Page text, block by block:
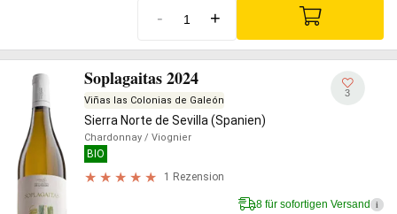
- +
Soplagaitas 2024
Viñas las Colonias de Galeón
Sierra Norte de Sevilla (Spanien)
Chardonnay / Viognier
BIO
1 Rezension
3
8 für sofortigen Versand i